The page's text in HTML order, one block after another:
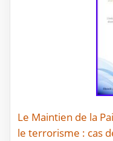
Le Maintien de la
le terrorisme : cas